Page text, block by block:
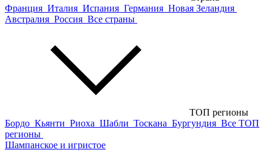
Франция Италия Испания Германия Новая Зеландия
Австралия Россия Все страны
ТОП регионы
Бордо Кьянти Риоха Шабли Тоскана Бургундия Все ТОП
регионы
Шампанское и игристое